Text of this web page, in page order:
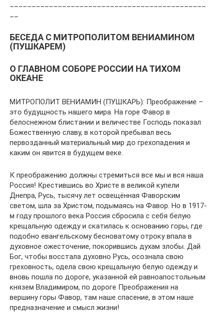
БЕСЕДА С МИТРОПОЛИТОМ ВЕНИАМИНОМ
(ПУШКАРЕМ)
О ГЛАВНОМ СОБОРЕ РОССИИ НА ТИХОМ
ОКЕАНЕ
МИТРОПОЛИТ ВЕНИАМИН (ПУШКАРЬ): Преображение –
это будущность нашего мира. На горе Фавор в
белоснежном блистании и величестве Господь показал
Божественную славу, в которой пребывал весь
первозданный материальный мир до грехопадения и
каким он явится в будущем веке.
К преображению должны стремиться все мы и вся наша
Россия! Крестившись во Христе в великой купели
Днепра, Русь, тысячу лет освещённая Фаворским
светом, шла за Христом, подымаясь на Фавор. Но в 1917-
м году прошлого века Россия сбросила с себя белую
крещальную одежду и скатилась к основанию горы, где
подобно евангельскому бесноватому отроку впала в
духовное ожесточение, покорившись духам злобы. Дай
Бог, чтобы восстала духовно Русь, осознала свою
греховность, одела свою крещальную белую одежду и
вновь пошла по дороге, указанной ей равноапостольным
князем Владимиром, по дороге Преображения на
вершину горы Фавор, там наше спасение, в этом наше
предназначение и смысл жизни!